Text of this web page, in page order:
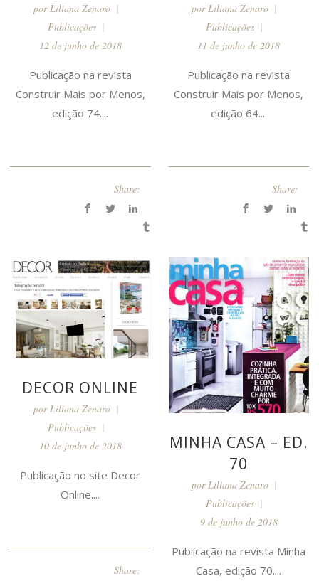
por Liliana Zenaro
Publicações
12 de junho de 2018
Publicação na revista
Construir Mais por Menos,
edição 74....
Share:
por Liliana Zenaro
Publicações
11 de junho de 2018
Publicação na revista
Construir Mais por Menos,
edição 64....
Share:
DECOR ONLINE
porLiliana Zenaro
Publicações
10 de junho de 2018
Publicação no site Decor
Online....
Share:
MINHA CASA – ED.
70
por Liliana Zenaro
Publicações
9 de junho de 2018
Publicação na revista Minha
Casa, edição 70....